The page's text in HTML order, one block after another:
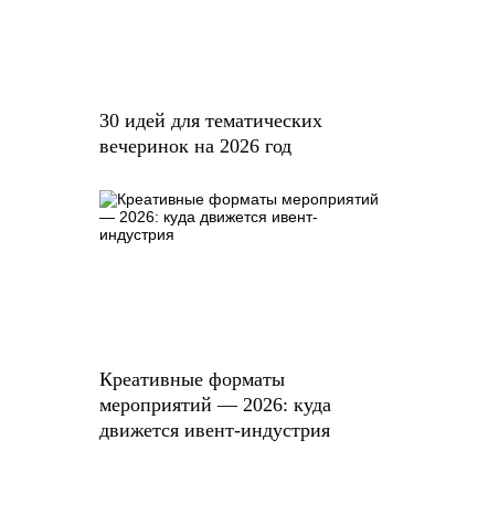
30 идей для тематических
вечеринок на 2026 год
Креативные форматы
мероприятий — 2026: куда
движется ивент-индустрия